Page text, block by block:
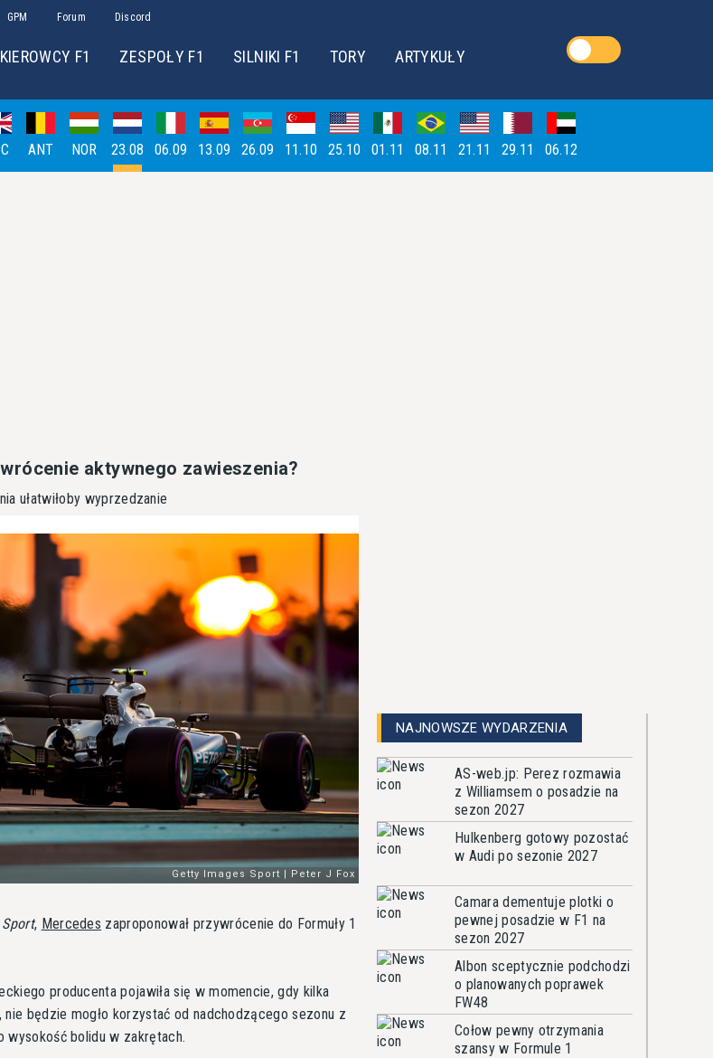
GPM Forum Discord
KIEROWCY F1 ZESPOŁY F1 SILNIKI F1 TORY ARTYKUŁY
ANT NOR 23.08 06.09 13.09 26.09 11.10 25.10 01.11 08.11 21.11 29.11 06.12
aktywnego zawieszenia?
ułatwiłoby wyprzedzanie
, Mercedes zaproponował przywrócenie do Formuły 1
producenta pojawiła się w momencie, gdy kilka
nie będzie mogło korzystać od nadchodzącego sezonu z
wysokość bolidu w zakrętach.
NAJNOWSZE WYDARZENIA
AS-web.jp: Perez rozmawia
z Williamsem o posadzie na
sezon 2027
Hulkenberg gotowy pozostać
w Audi po sezonie 2027
Camara dementuje plotki o
pewnej posadzie w F1 na
sezon 2027
Albon sceptycznie podchodzi
o planowanych poprawek
FW48
Cołow pewny otrzymania
szansy w Formule 1